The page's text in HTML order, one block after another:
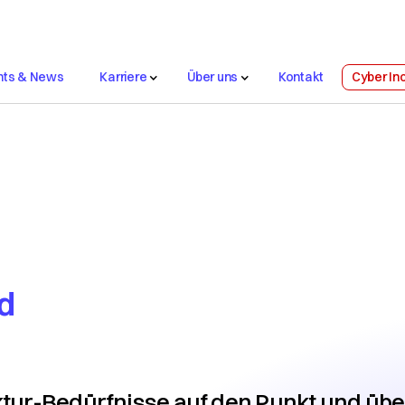
Solutions Platforms Network Security
& News Karriere Über uns
Nachhaltigkeit
Kontakt Cyber